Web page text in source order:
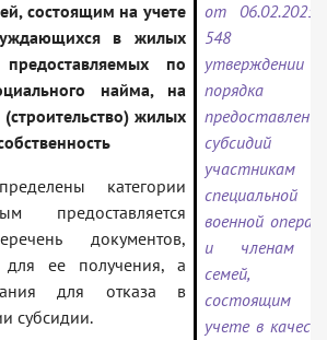
состоящим на учете
в жилых
по
найма, на
жилых
категории
предоставляется
документов,
для ее получения, а
для отказа в
субсидии.
от 06.02.2025
548
утверждении
порядка
предоставления
субсидий
участникам
специальной
военной
и членам
семей,
состоящим
учете в